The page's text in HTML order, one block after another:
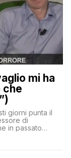
mi ha
che
giorni punta il
di
in passato